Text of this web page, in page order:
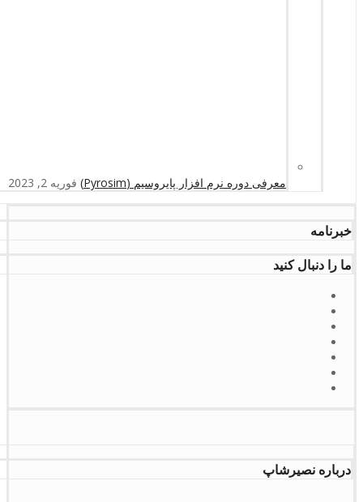
معرفی دوره نرم افزار پایروسیم (Pyrosim) فوریه 2, 2023
خبرنامه
ما را دنبال کنید
درباره نصیرشاپ